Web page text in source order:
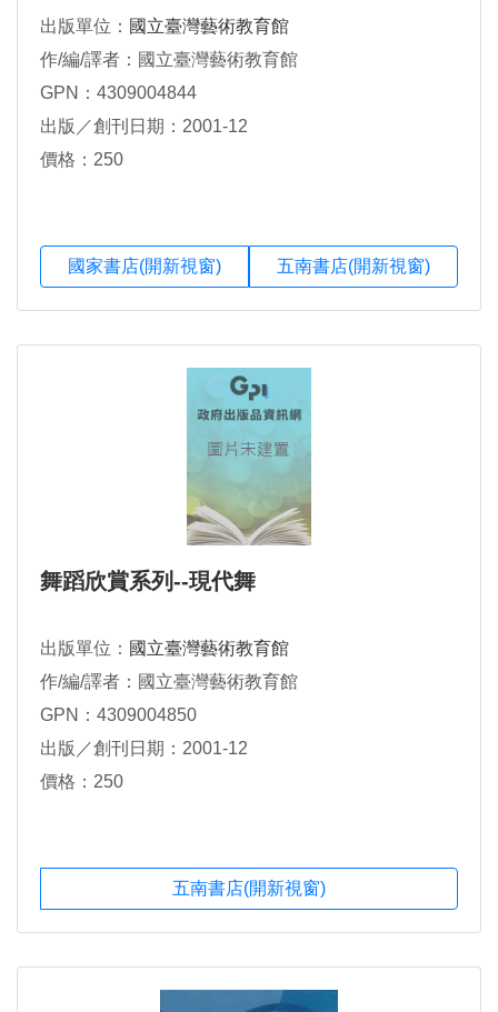
出版單位： 國立臺灣藝術教育館
作/編/譯者：國立臺灣藝術教育館
GPN：4309004844
出版／創刊日期：2001-12
價格：250
國家書店(開新視窗) 五南書店(開新視窗)
舞蹈欣賞系列--現代舞
出版單位： 國立臺灣藝術教育館
作/編/譯者：國立臺灣藝術教育館
GPN：4309004850
出版／創刊日期：2001-12
價格：250
五南書店(開新視窗)